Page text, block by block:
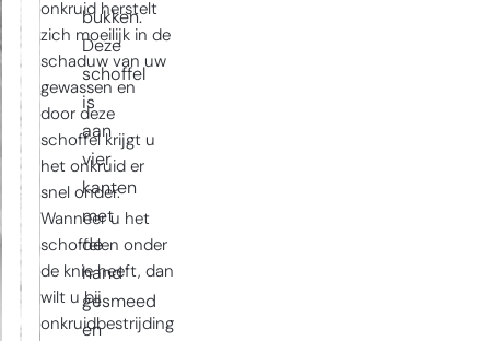
onkruid herstelt
zich moeilijk in de
schaduw van uw
gewassen en
door deze
schoffel krijgt u
het onkruid er
snel onder.
Wanneer u het
schoffelen onder
de knie heeft, dan
wilt u bij
onkruidbestrijding
bukken.
Deze
schoffel
is
aan
vier
kanten
met
de
hand
gesmeed
en